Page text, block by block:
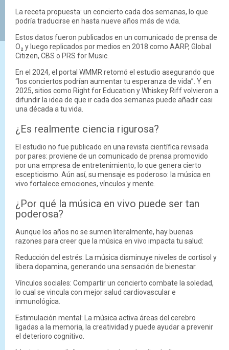
La receta propuesta: un concierto cada dos semanas, lo que
podría traducirse en hasta nueve años más de vida.
Estos datos fueron publicados en un comunicado de prensa de
O₂ y luego replicados por medios en 2018 como AARP, Global
Citizen, CBS o PRS for Music.
En el 2024, el portal WMMR retomó el estudio asegurando que
“los conciertos podrían aumentar tu esperanza de vida”. Y en
2025, sitios como Right for Education y Whiskey Riff volvieron a
difundir la idea de que ir cada dos semanas puede añadir casi
una década a tu vida.
¿Es realmente ciencia rigurosa?
El estudio no fue publicado en una revista científica revisada
por pares: proviene de un comunicado de prensa promovido
por una empresa de entretenimiento, lo que genera cierto
escepticismo. Aún así, su mensaje es poderoso: la música en
vivo fortalece emociones, vínculos y mente.
¿Por qué la música en vivo puede ser tan
poderosa?
Aunque los años no se sumen literalmente, hay buenas
razones para creer que la música en vivo impacta tu salud:
Reducción del estrés: La música disminuye niveles de cortisol y
libera dopamina, generando una sensación de bienestar.
Vínculos sociales: Compartir un concierto combate la soledad,
lo cual se vincula con mejor salud cardiovascular e
inmunológica.
Estimulación mental: La música activa áreas del cerebro
ligadas a la memoria, la creatividad y puede ayudar a prevenir
el deterioro cognitivo.